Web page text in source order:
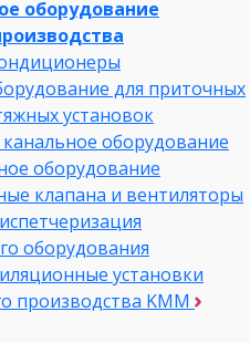
оборудование
для приточных
установок
оборудование
оборудование
клапана и вентиляторы
оборудования
установки
производства KMM